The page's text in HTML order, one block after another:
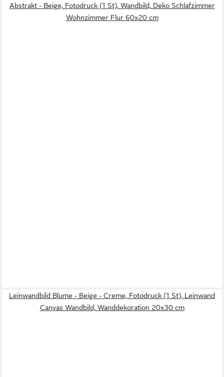
Abstrakt - Beige, Fotodruck (1 St), Wandbild, Deko Schlafzimmer
Wohnzimmer Flur 60x20 cm
Leinwandbild Blume - Beige - Creme, Fotodruck (1 St), Leinwand
Canvas Wandbild, Wanddekoration 20x30 cm